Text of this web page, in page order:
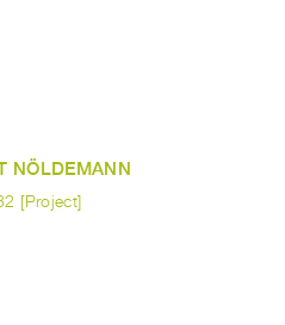
NÖLDEMANN
[Project]